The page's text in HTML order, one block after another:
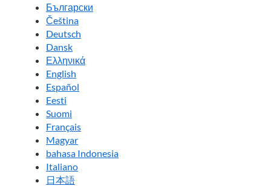
Български
Čeština
Deutsch
Dansk
Ελληνικά
English
Español
Eesti
Suomi
Français
Magyar
bahasa Indonesia
Italiano
日本語